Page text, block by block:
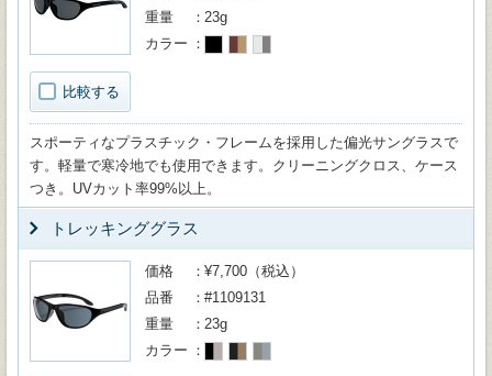
比較する
重量
23g
カラー
スポーティなプラスチック・フレームを採用した偏光サングラスで
す。軽量で寒冷地でも使用できます。クリーニングクロス、ケース
つき。UVカット率99%以上。
トレッキンググラス
価格
¥7,700（税込）
品番
#1109131
重量
23g
カラー